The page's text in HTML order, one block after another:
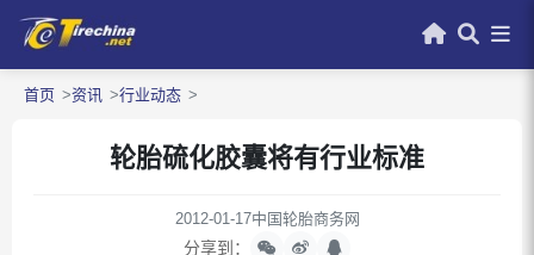
首页 资讯 行业动态
轮胎硫化胶囊将有行业标准
2012-01-17中国轮胎商务网
分享到：